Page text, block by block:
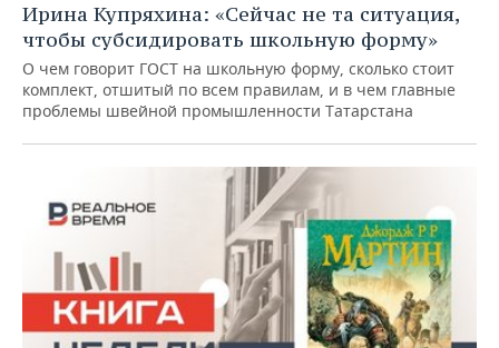
Ирина Купряхина: «Сейчас не та ситуация,
чтобы субсидировать школьную форму»
О чем говорит ГОСТ на школьную форму, сколько стоит
комплект, отшитый по всем правилам, и в чем главные
проблемы швейной промышленности Татарстана